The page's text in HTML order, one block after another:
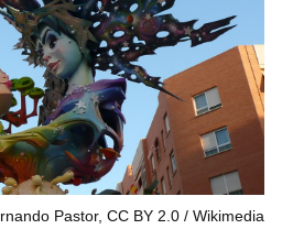
Pastor, CC BY 2.0
Wikimedia